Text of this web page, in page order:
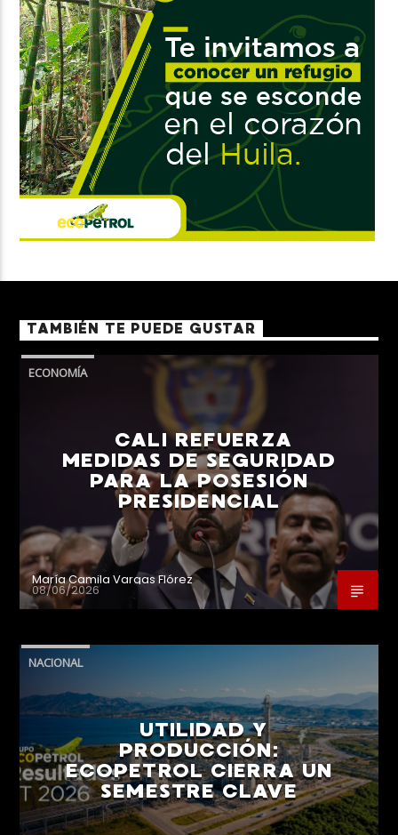
TAMBIÉN TE PUEDE GUSTAR
ECONOMÍA
CALI REFUERZA
MEDIDAS DE SEGURIDAD
PARA LA POSESIÓN
PRESIDENCIAL
María Camila Vargas Flórez
08/06/2026
NACIONAL
UTILIDAD Y
PRODUCCIÓN:
ECOPETROL CIERRA UN
SEMESTRE CLAVE